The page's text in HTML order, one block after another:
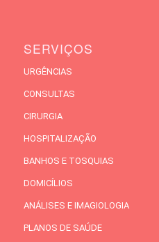
SERVIÇOS
URGÊNCIAS
CONSULTAS
CIRURGIA
HOSPITALIZAÇÃO
BANHOS E TOSQUIAS
DOMICÍLIOS
ANÁLISES E IMAGIOLOGIA
PLANOS DE SAÚDE